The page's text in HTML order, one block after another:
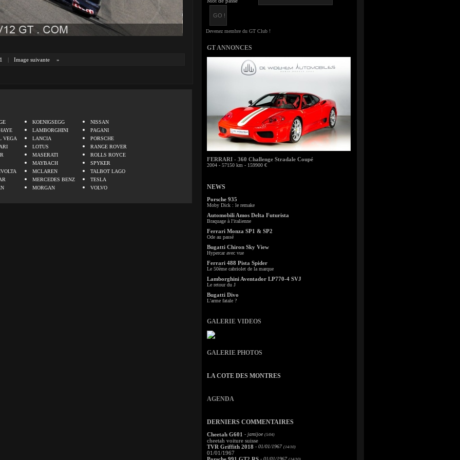
| Image suivante »
VEGA
KOENIGSEGG
LAMBORGHINI
LANCIA
LOTUS
MASERATI
MAYBACH
MCLAREN
MERCEDES BENZ
MORGAN
NISSAN
PAGANI
PORSCHE
RANGE ROVER
ROLLS ROYCE
SPYKER
TALBOT LAGO
TESLA
VOLVO
GT ANNONCES
FERRARI - 360 Challenge Stradale Coupé
2004 - 57150 km - 159900 €
NEWS
Porsche 935
Moby Dick : le remake
Automobili Amos Delta Futurista
Braquage à l'italienne
Ferrari Monza SP1 & SP2
Ode au passé
Bugatti Chiron Sky View
Hypercar avec vue
Ferrari 488 Pista Spider
Le 50ème cabriolet de la marque
Lamborghini Aventador LP770-4 SVJ
Le retour du J
Bugatti Divo
L'arme fatale ?
GALERIE VIDEOS
GALERIE PHOTOS
LA COTE DES MONTRES
AGENDA
DERNIERS COMMENTAIRES
Cheetah G601 - jamijoe (5/04)
cheetah voiture suisse
TVR Griffith 2018 - 01/01/1967 (14/10)
01/01/1967
- 01/01/1967